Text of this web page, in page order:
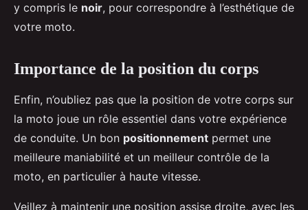
y compris le noir, pour correspondre à l’esthétique de
votre moto.
Importance de la position du corps
Enfin, n’oubliez pas que la position de votre corps sur
la moto joue un rôle essentiel dans votre expérience
de conduite. Un bon positionnement permet une
meilleure maniabilité et un meilleur contrôle de la
moto, en particulier à haute vitesse.
Veillez à maintenir une position assise droite, avec les